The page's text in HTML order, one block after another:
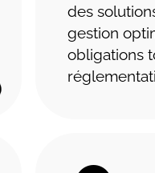
des
gestion
obligations